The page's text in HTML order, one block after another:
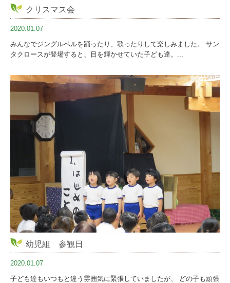
クリスマス会
2020.01.07
みんなでジングルベルを踊ったり、歌ったりして楽しみました。 サン
タクロースが登場すると、目を輝かせていた子ども達。...
幼児組 参観日
2020.01.07
子ども達もいつもと違う雰囲気に緊張していましたが、 どの子も頑張